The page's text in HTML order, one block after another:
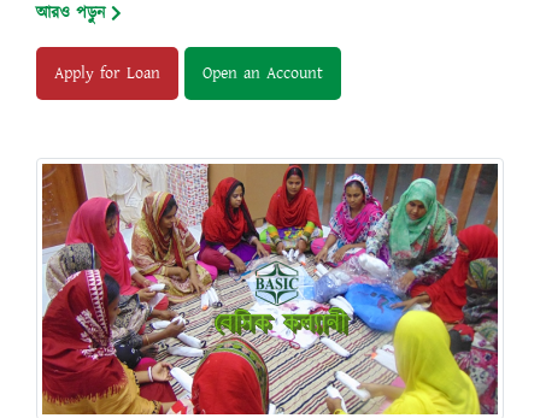
আরও পড়ুন
Apply for Loan Open an Account